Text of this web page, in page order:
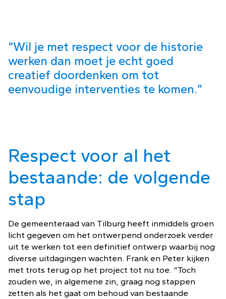
“Wil je met respect voor de historie
werken dan moet je echt goed
creatief doordenken om tot
eenvoudige interventies te komen.”
Respect voor al het
bestaande: de volgende
stap
De gemeenteraad van Tilburg heeft inmiddels groen
licht gegeven om het ontwerpend onderzoek verder
uit te werken tot een definitief ontwerp waarbij nog
diverse uitdagingen wachten. Frank en Peter kijken
met trots terug op het project tot nu toe. “Toch
zouden we, in algemene zin, graag nog stappen
zetten als het gaat om behoud van bestaande